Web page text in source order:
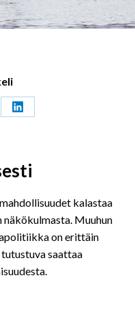
Share
kalastaa
näkökulmasta. Muuhun
on erittäin
saattaa